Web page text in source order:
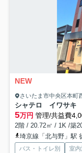
NEW
さいたま市中央区本町
シャテロ イワサキ
5万円 管理/共益費
2階 / 20.72㎡ / 1K /築
埼京線「北与野」駅
バス・トイレ別 室